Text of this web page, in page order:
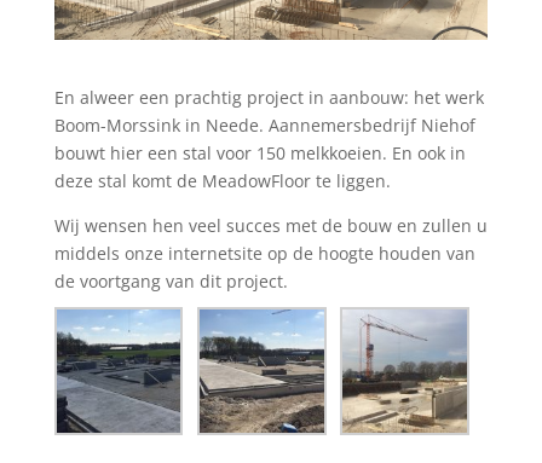
En alweer een prachtig project in aanbouw: het werk
Boom-Morssink in Neede. Aannemersbedrijf Niehof
bouwt hier een stal voor 150 melkkoeien. En ook in
deze stal komt de MeadowFloor te liggen.
Wij wensen hen veel succes met de bouw en zullen u
middels onze internetsite op de hoogte houden van
de voortgang van dit project.